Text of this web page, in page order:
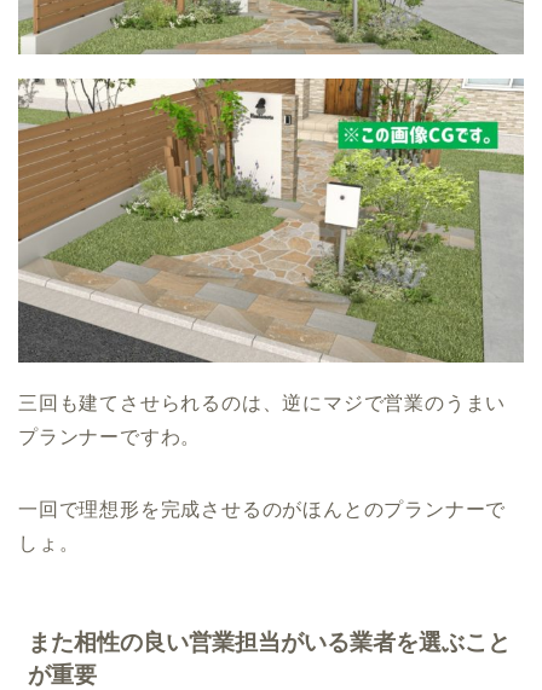
三回も建てさせられるのは、逆にマジで営業のうまい
プランナーですわ。
一回で理想形を完成させるのがほんとのプランナーで
しょ。
また相性の良い営業担当がいる業者を選ぶこと
が重要